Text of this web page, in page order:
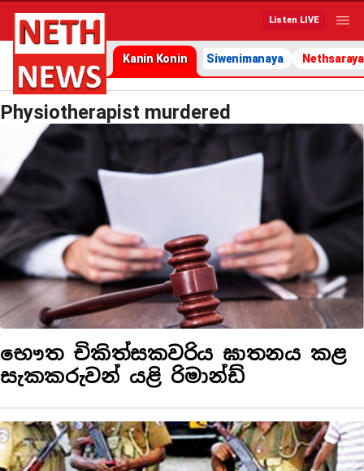
Listen LIVE
Kanin Konin Siwenimanaya Nethsaraya
Physiotherapist murdered
භෞත චිකිත්සකවරිය ඝාතනය කළ
සැකකරුවන් යළි රිමාන්ඩ්